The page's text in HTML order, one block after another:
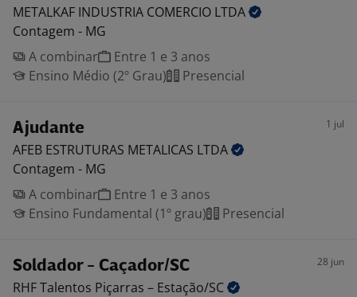
METALKAF INDUSTRIA COMERCIO LTDA
Contagem - MG
A combinar
Entre 1 e 3 anos
Ensino Médio (2º Grau)
Presencial
Ajudante 1 jul
AFEB ESTRUTURAS METALICAS LTDA
Contagem - MG
A combinar
Entre 1 e 3 anos
Ensino Fundamental (1º grau)
Presencial
Soldador - Caçador/SC 28 jun
RHF Talentos Piçarras – Estação/SC